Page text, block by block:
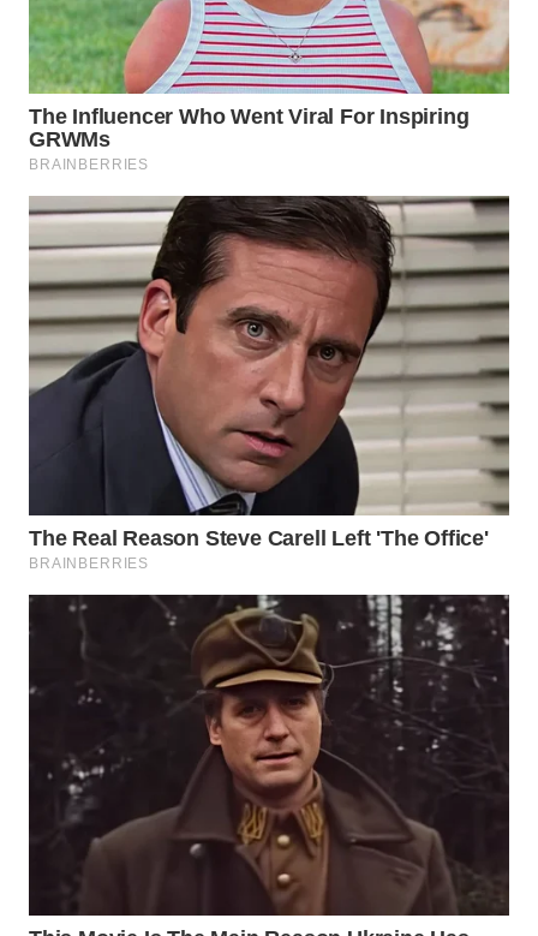
WAHANANEWS
WAHANANEWS
CO ID
WAHANANEWS
NET
WAHANA
WAHANA
UMKM
WAHANA
PERSONA
WAHANA
OTOMOTIF
HEALTH
WAHANA
DESA
LAPAK